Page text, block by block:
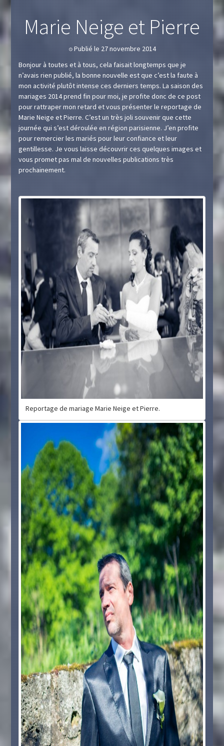
Marie Neige et Pierre
🕔Publié le 27 novembre 2014
Bonjour à toutes et à tous, cela faisait longtemps que je
n’avais rien publié, la bonne nouvelle est que c’est la faute à
mon activité plutôt intense ces derniers temps. La saison des
mariages 2014 prend fin pour moi, je profite donc de ce post
pour rattraper mon retard et vous présenter le reportage de
Marie Neige et Pierre. C’est un très joli souvenir que cette
journée qui s’est déroulée en région parisienne. J’en profite
pour remercier les mariés pour leur confiance et leur
gentillesse. Je vous laisse découvrir ces quelques images et
vous promet pas mal de nouvelles publications très
prochainement.
Reportage de mariage Marie Neige et Pierre.